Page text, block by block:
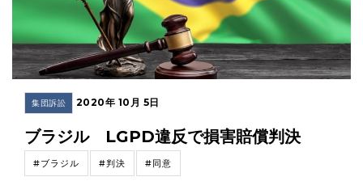
集団訴訟 2020年 10月 5日
ブラジル LGPD違反で損害賠償判決
#ブラジル #判決 #同意